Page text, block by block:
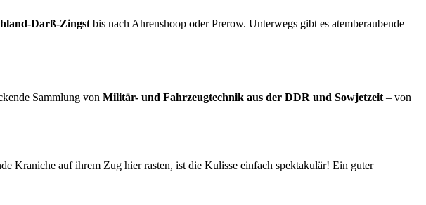
Darß-Zingst bis nach Ahrenshoop oder Prerow. Unterwegs gibt es atemberaubende
Sammlung von Militär- und Fahrzeugtechnik aus der DDR und Sowjetzeit– von
Kraniche auf ihrem Zug hier rasten, ist die Kulisse einfach spektakulär! Ein guter